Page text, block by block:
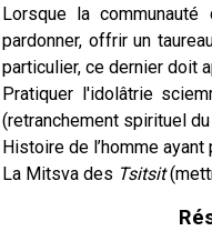
Lorsque la
pardonner, offrir un
particulier, ce dernier doit
Pratiquer l'idolâtrie
(retranchement spirituel du
Histoire de l’homme
La Mitsva des Tsitsit